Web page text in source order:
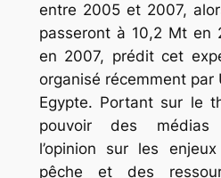
entre 2005 et 2007,
passeront à 10,2 Mt en
en 2007, prédit cet
organisé récemment par
Egypte. Portant sur le
pouvoir des médias
l’opinion sur les
pêche et des